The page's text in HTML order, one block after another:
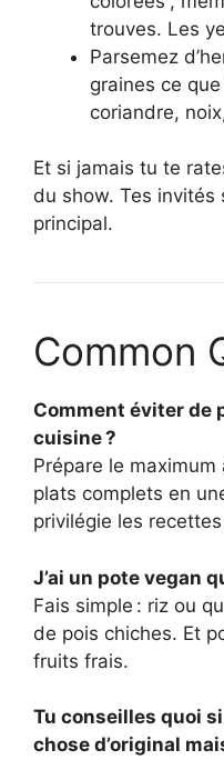
trouves. Les
Parsemez
graines ce
coriandre,
Et si jamais tu te
du show. Tes invités
principal.
Common
Comment éviter de
cuisine ?
Prépare le maximum
plats complets en
privilégie les
J’ai un pote vegan
Fais simple : riz ou
de pois chiches. Et
fruits frais.
Tu conseilles quoi
chose d’original